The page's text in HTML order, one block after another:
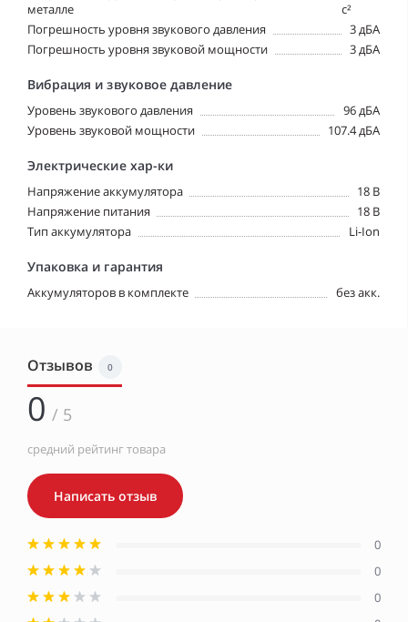
металле
с²
Погрешность уровня звукового давления
3 дБА
Погрешность уровня звуковой мощности
3 дБА
Вибрация и звуковое давление
Уровень звукового давления
96 дБА
Уровень звуковой мощности
107.4 дБА
Электрические хар-ки
Напряжение аккумулятора
18 В
Напряжение питания
18 В
Тип аккумулятора
Li-Ion
Упаковка и гарантия
Аккумуляторов в комплекте без акк.
Отзывов 0
0 / 5
средний рейтинг товара
Написать отзыв
0
0
0